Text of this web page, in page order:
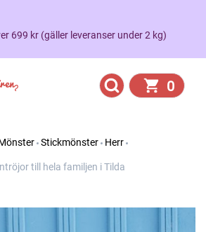
699 kr (gäller leveranser under 2 kg)
0
Stickmönster Herr
till hela familjen i Tilda